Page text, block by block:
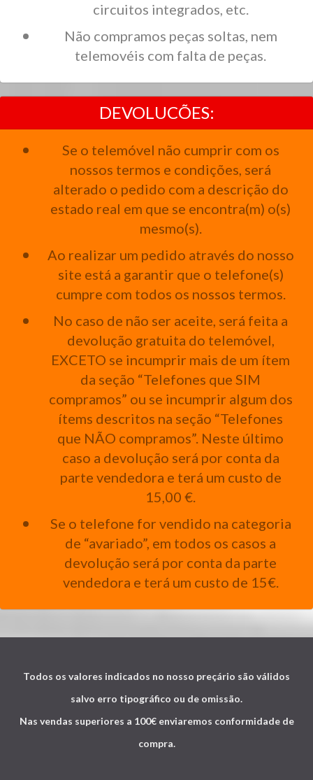
circuitos integrados, etc.
Não compramos peças soltas, nem
telemovéis com falta de peças.
DEVOLUCÕES:
Se o telemóvel não cumprir com os
nossos termos e condições, será
alterado o pedido com a descrição do
estado real em que se encontra(m) o(s)
mesmo(s).
Ao realizar um pedido através do nosso
site está a garantir que o telefone(s)
cumpre com todos os nossos termos.
No caso de não ser aceite, será feita a
devolução gratuita do telemóvel,
EXCETO se incumprir mais de um ítem
da seção “Telefones que SIM
compramos” ou se incumprir algum dos
ítems descritos na seção “Telefones
que NÃO compramos”. Neste último
caso a devolução será por conta da
parte vendedora e terá um custo de
15,00 €.
Se o telefone for vendido na categoria
de “avariado”, em todos os casos a
devolução será por conta da parte
vendedora e terá um custo de 15€.
Todos os valores indicados no nosso preçário são válidos
salvo erro tipográfico ou de omissão.
Nas vendas superiores a 100€ enviaremos conformidade de
compra.